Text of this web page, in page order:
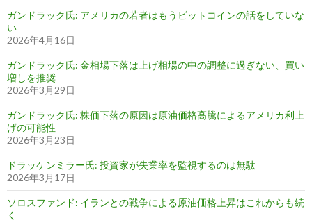
ガンドラック氏: アメリカの若者はもうビットコインの話をしていな
い
2026年4月16日
ガンドラック氏: 金相場下落は上げ相場の中の調整に過ぎない、買い
増しを推奨
2026年3月29日
ガンドラック氏: 株価下落の原因は原油価格高騰によるアメリカ利上
げの可能性
2026年3月23日
ドラッケンミラー氏: 投資家が失業率を監視するのは無駄
2026年3月17日
ソロスファンド: イランとの戦争による原油価格上昇はこれからも続
く